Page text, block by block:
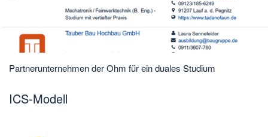
Partnerunternehmen der Ohm für ein duales Studium
ICS-Modell